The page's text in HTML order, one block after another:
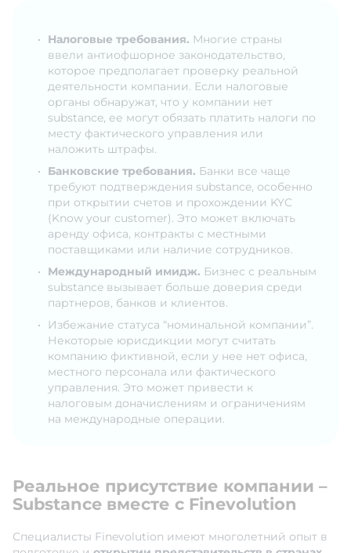
Налоговые требования. Многие страны
ввели антиофшорное законодательство,
которое предполагает проверку реальной
деятельности компании. Если налоговые
органы обнаружат, что у компании нет
substance, ее могут обязать платить налоги по
месту фактического управления или
наложить штрафы.
Банковские требования. Банки все чаще
требуют подтверждения substance, особенно
при открытии счетов и прохождении KYC
(Know your customer). Это может включать
аренду офиса, контракты с местными
поставщиками или наличие сотрудников.
Международный имидж. Бизнес с реальным
substance вызывает больше доверия среди
партнеров, банков и клиентов.
Избежание статуса “номинальной компании”.
Некоторые юрисдикции могут считать
компанию фиктивной, если у нее нет офиса,
местного персонала или фактического
управления. Это может привести к
налоговым доначислениям и ограничениям
на международные операции.
Реальное присутствие компании –
Substance вместе с Finevolution
Специалисты Finevolution имеют многолетний опыт в